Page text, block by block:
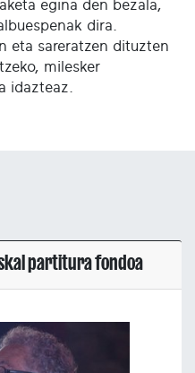
egina den bezala,
dira.
eta sareratzen dituzten
milesker
idazteaz.
partitura fondoa